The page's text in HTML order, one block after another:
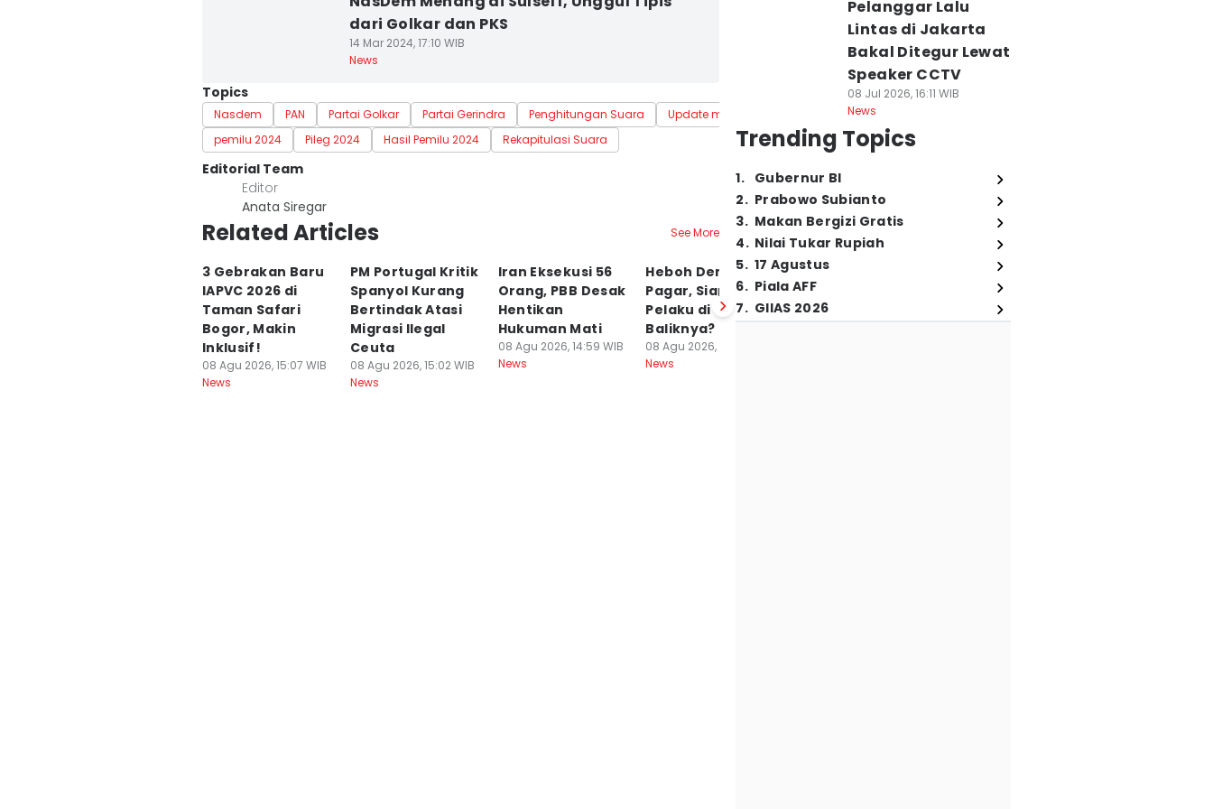
dari Golkar dan PKS
14 Mar 2024, 17:10 WIB
News
Topics
Nasdem PAN Partai Golkar Partai Gerindra Penghitungan Suara
Update me
pemilu 2024
Pileg 2024 Hasil Pemilu 2024 Rekapitulasi Suara
Editorial Team
Editor
Anata Siregar
Related Articles See More
3 Gebrakan Baru
IAPVC 2026 di
Taman Safari
Bogor, Makin
Inklusif!
08 Agu 2026, 15:07 WIB
News
PM Portugal Kritik
Spanyol Kurang
Bertindak Atasi
Migrasi Ilegal
Ceuta
08 Agu 2026, 15:02 WIB
News
Iran Eksekusi 56
Orang, PBB Desak
Hentikan
Hukuman Mati
08 Agu 2026, 14:59 WIB
News
Heboh Demo dan
Pagar, Siapa
Pelaku di
Baliknya?
08 Agu 2026, 14:58 WIB
News
Zelenskyy Copot
Dubes Ukraina
untuk AS Olha
Jepang Waspadai
Aliansi Militer
China, Rusia, dan
Pelanggar Lalu
Lintas di Jakarta
Bakal Ditegur Lewat
Speaker CCTV
08 Jul 2026, 16:11 WIB
News
Trending Topics
1. Gubernur BI
2. Prabowo Subianto
3. Makan Bergizi Gratis
4. Nilai Tukar Rupiah
5. 17 Agustus
6. Piala AFF
7. GIIAS 2026